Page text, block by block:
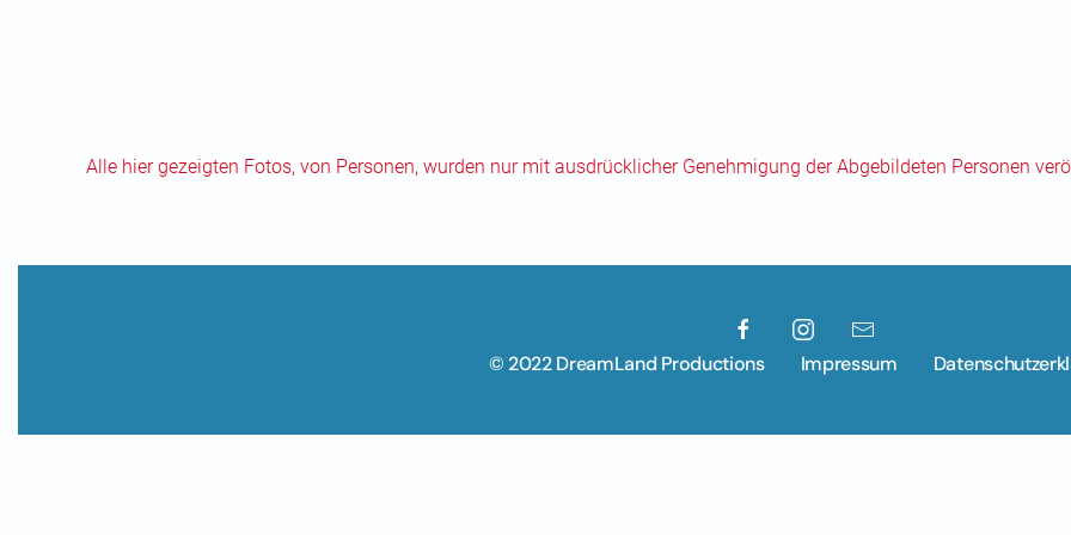
Alle hier gezeigten Fotos, von Personen, wurden nur mit ausdrücklicher Genehmigung der Abgebildeten Personen
© 2022 DreamLand Productions Impressum